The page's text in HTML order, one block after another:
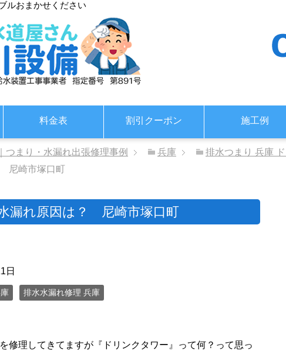
ルおまかせください
料金表 割引クーポン 施工例
つまり・水漏れ出張修理事例 兵庫
排水つまり 兵庫
尼崎市塚口町
漏れ原因は？ 尼崎市塚口町
日
排水水漏れ修理 兵庫
修理してきてますが『ドリンクタワー』って何？って思っ